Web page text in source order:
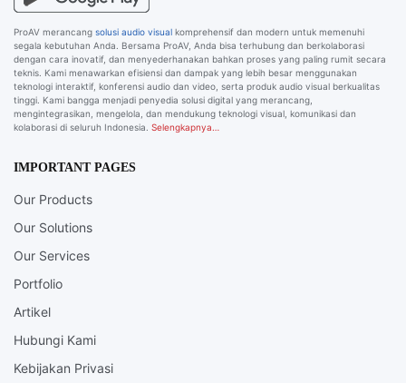
ProAV merancang solusi audio visual komprehensif dan modern untuk memenuhi
segala kebutuhan Anda. Bersama ProAV, Anda bisa terhubung dan berkolaborasi
dengan cara inovatif, dan menyederhanakan bahkan proses yang paling rumit secara
teknis. Kami menawarkan efisiensi dan dampak yang lebih besar menggunakan
teknologi interaktif, konferensi audio dan video, serta produk audio visual berkualitas
tinggi. Kami bangga menjadi penyedia solusi digital yang merancang,
mengintegrasikan, mengelola, dan mendukung teknologi visual, komunikasi dan
kolaborasi di seluruh Indonesia. Selengkapnya…
IMPORTANT PAGES
Our Products
Our Solutions
Our Services
Portfolio
Artikel
Hubungi Kami
Kebijakan Privasi